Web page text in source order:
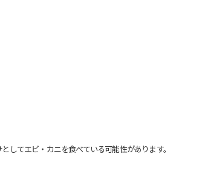
てエビ・カニを食べている可能性があります。